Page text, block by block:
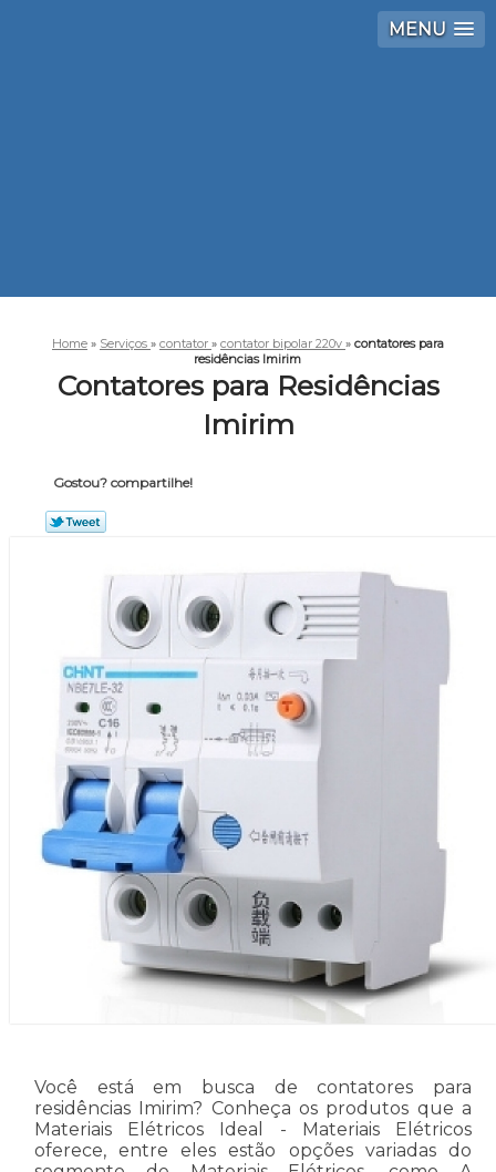
MENU
Home » Serviços » contator » contator bipolar 220v » contatores para
residências Imirim
Contatores para Residências
Imirim
Gostou? compartilhe!
Você está em busca de contatores para
residências Imirim? Conheça os produtos que a
Materiais Elétricos Ideal - Materiais Elétricos
oferece, entre eles estão opções variadas do